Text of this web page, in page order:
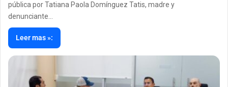
pública por Tatiana Paola Domínguez Tatis, madre y
denunciante…
Leer mas »: